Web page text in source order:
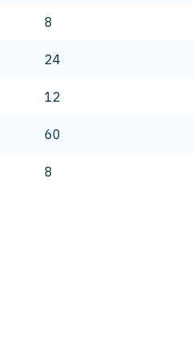
8
24
12
60
8